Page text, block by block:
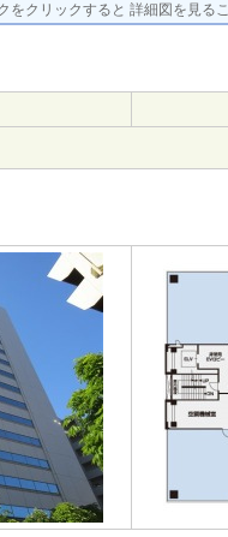
をクリックすると 詳細図を見る